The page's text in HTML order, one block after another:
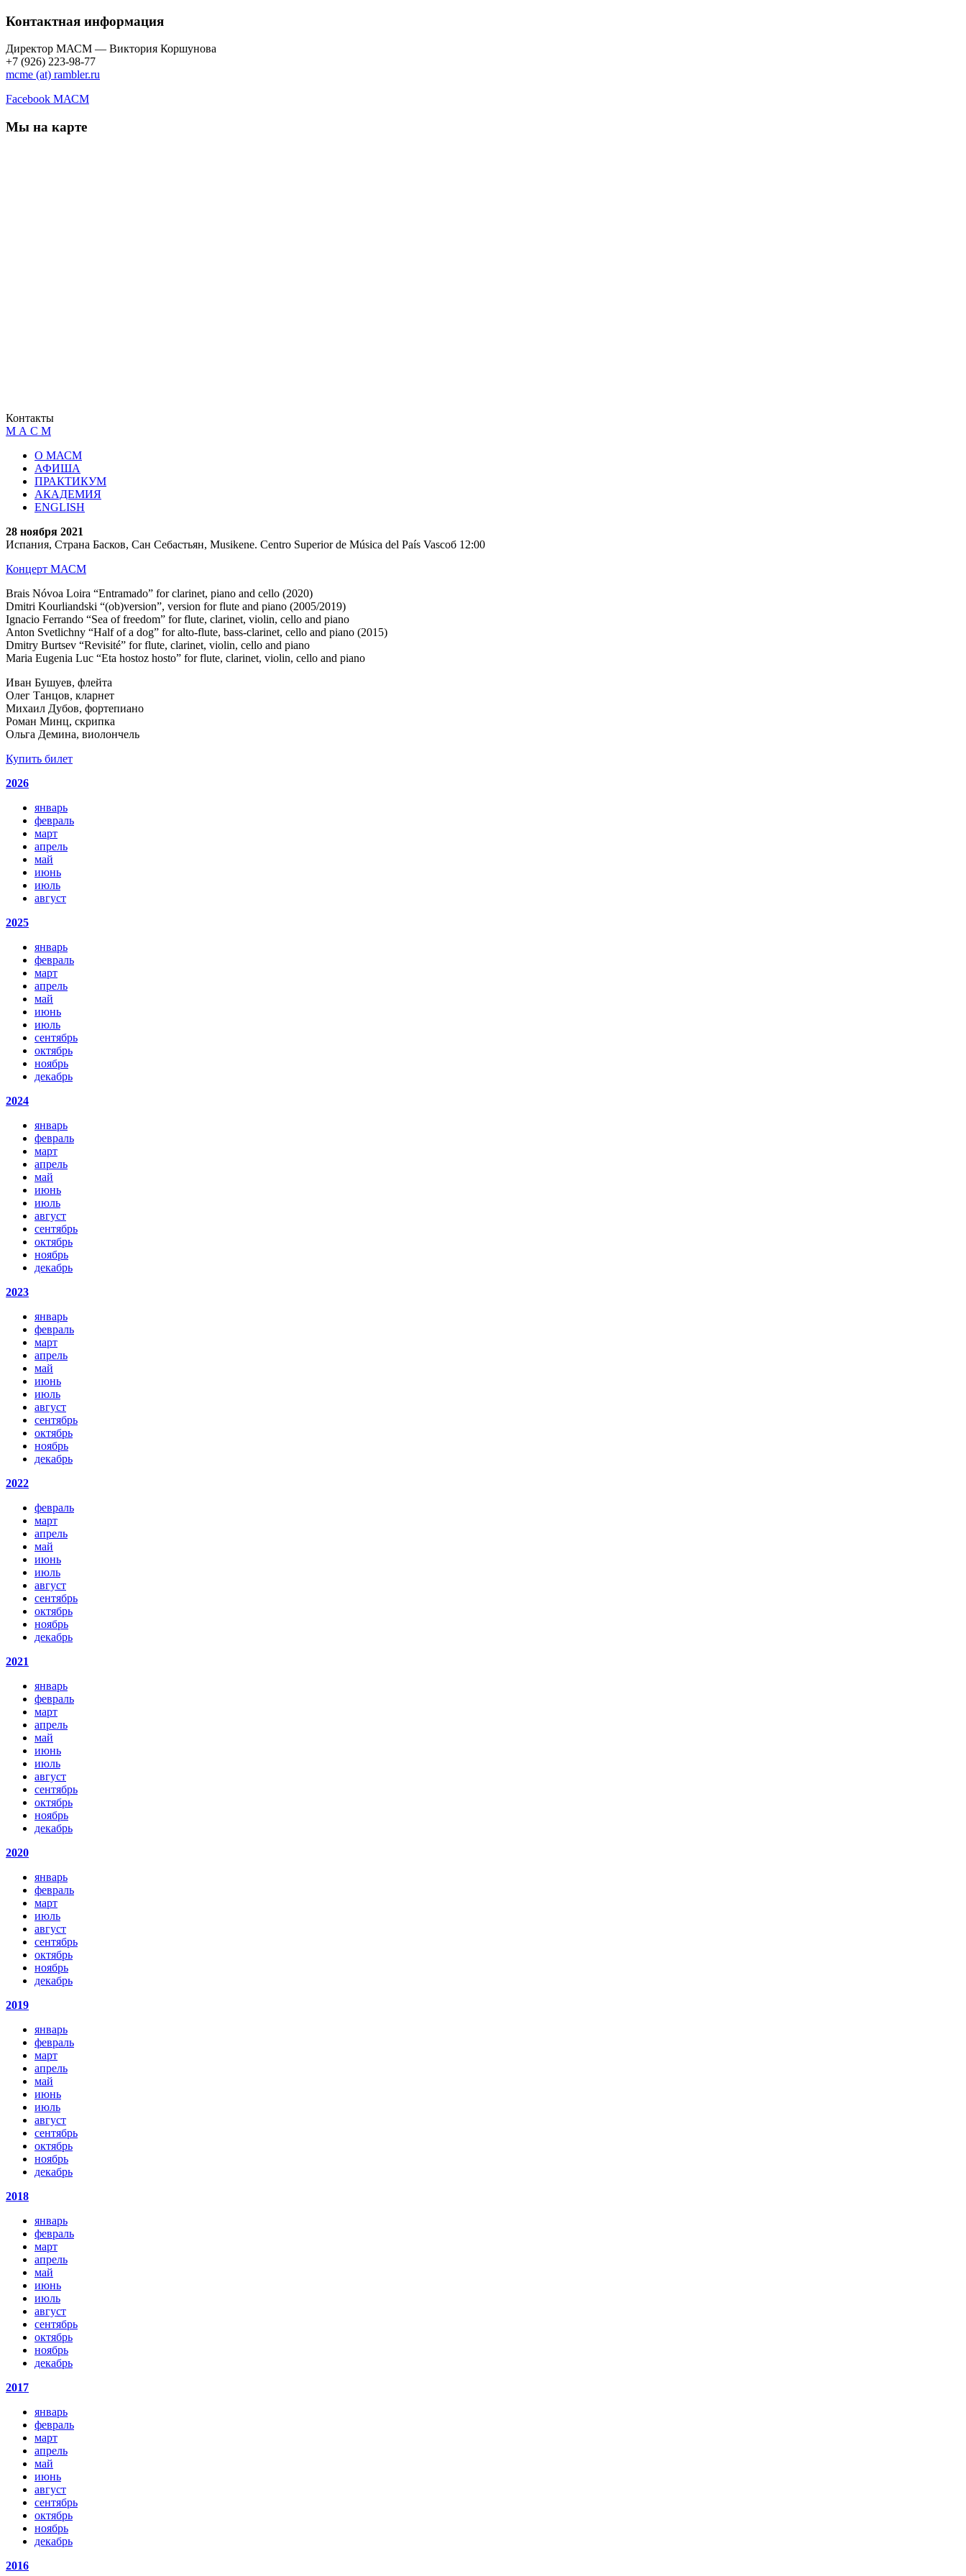
Контактная информация
Директор МАСМ — Виктория Коршунова
+7 (926) 223-98-77
mcme (at) rambler.ru
Facebook МАСМ
Мы на карте
Контакты
М А С М
О МАСМ
АФИША
ПРАКТИКУМ
АКАДЕМИЯ
ENGLISH
28 ноября 2021
Испания, Страна Басков, Сан Себастьян, Musikene. Centro Superior de Música del País Vascoб 12:00
Концерт МАСМ
Brais Nóvoa Loira “Entramado” for clarinet, piano and cello (2020)
Dmitri Kourliandski “(ob)version”, version for flute and piano (2005/2019)
Ignacio Ferrando “Sea of freedom” for flute, clarinet, violin, cello and piano
Anton Svetlichny “Half of a dog” for alto-flute, bass-clarinet, cello and piano (2015)
Dmitry Burtsev “Revisité” for flute, clarinet, violin, cello and piano
Maria Eugenia Luc “Eta hostoz hosto” for flute, clarinet, violin, cello and piano
Иван Бушуев, флейта
Олег Танцов, кларнет
Михаил Дубов, фортепиано
Роман Минц, скрипка
Ольга Демина, виолончель
Купить билет
2026
январь
февраль
март
апрель
май
июнь
июль
август
2025
январь
февраль
март
апрель
май
июнь
июль
сентябрь
октябрь
ноябрь
декабрь
2024
январь
февраль
март
апрель
май
июнь
июль
август
сентябрь
октябрь
ноябрь
декабрь
2023
январь
февраль
март
апрель
май
июнь
июль
август
сентябрь
октябрь
ноябрь
декабрь
2022
февраль
март
апрель
май
июнь
июль
август
сентябрь
октябрь
ноябрь
декабрь
2021
январь
февраль
март
апрель
май
июнь
июль
август
сентябрь
октябрь
ноябрь
декабрь
2020
январь
февраль
март
июль
август
сентябрь
октябрь
ноябрь
декабрь
2019
январь
февраль
март
апрель
май
июнь
июль
август
сентябрь
октябрь
ноябрь
декабрь
2018
январь
февраль
март
апрель
май
июнь
июль
август
сентябрь
октябрь
ноябрь
декабрь
2017
январь
февраль
март
апрель
май
июнь
август
сентябрь
октябрь
ноябрь
декабрь
2016